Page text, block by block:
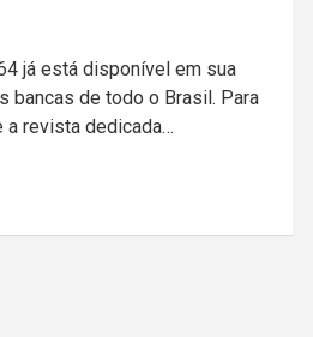
já está disponível em sua
bancas de todo o Brasil. Para
a revista dedicada…